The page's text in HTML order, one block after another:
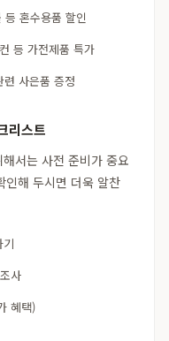
혼수용품 할인
등 가전제품 특가
사은품 증정
리스트
서는 사전 준비가 중요
인해 두시면 더욱 알찬
사
혜택)